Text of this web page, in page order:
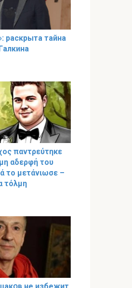
рaскрыта тaйна
παντρεύτηκε
αδερφή του
το μετάνιωσε –
τόλμη